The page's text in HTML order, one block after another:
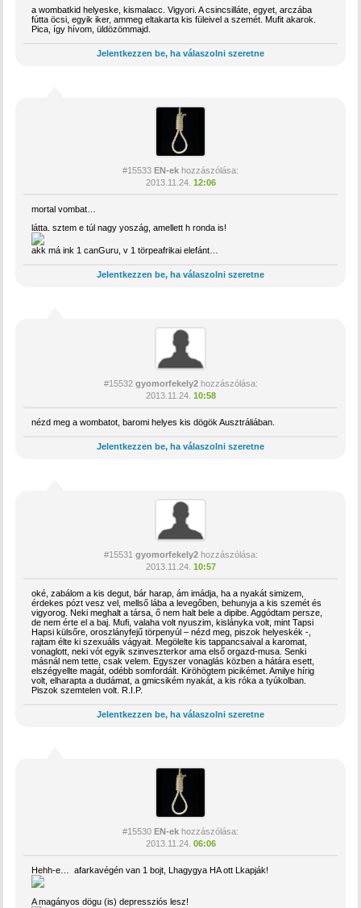
a wombatkid helyeske, kismalacc. Vigyori. A csincsilláte, egyet, arczába
fútta öcsi, egyik iker, ammeg eltakarta kis füleivel a szemét. Mufit akarok.
Pica, így hívom, üldözömmajd.
Jelentkezzen be, ha válaszolni szeretne
#15533 EN-ek hozzászólása:
2013.11.24. 12:06
mortal vombat…
látta. sztem e túl nagy yoszág, amellett h ronda is!
akk má ink 1 canGuru, v 1 törpeafrikai elefánt…
Jelentkezzen be, ha válaszolni szeretne
#15532 gyomorfekely2hozzászólása:
2013.11.24. 10:58
nézd meg a wombatot, baromi helyes kis dögök Ausztráliában.
Jelentkezzen be, ha válaszolni szeretne
#15531 gyomorfekely2hozzászólása:
2013.11.24. 10:57
oké, zabálom a kis degut, bár harap, ám imádja, ha a nyakát simizem,
érdekes pózt vesz vel, mellső lába a levegőben, behunyja a kis szemét és
vigyorog. Neki meghalt a társa, ő nem halt bele a dipibe. Aggódtam persze,
de nem érte el a baj. Mufi, valaha volt nyuszim, kislányka volt, mint Tapsi
Hapsi külsőre, oroszlányfejű törpenyúl – nézd meg, piszok helyeskék -,
rajtam élte ki szexuális vágyait. Megölelte kis tappancsaival a karomat,
vonaglott, neki vót egyik szinveszterkor ama első orgazd-musa. Senki
másnál nem tette, csak velem. Egyszer vonaglás közben a hátára esett,
elszégyellte magát, odébb somfordált. Kiröhögtem picikémet. Amilye hírig
volt, elharapta a dudámat, a gmicsikém nyakát, a kis róka a tyúkolban.
Piszok szemtelen volt. R.I.P.
Jelentkezzen be, ha válaszolni szeretne
#15530 EN-ek hozzászólása:
2013.11.24. 06:06
Hehh-e… afarkavégén van 1 bojt, Lhagygya HA ott Lkapják!
A magányos dögu (is) depressziós lesz!